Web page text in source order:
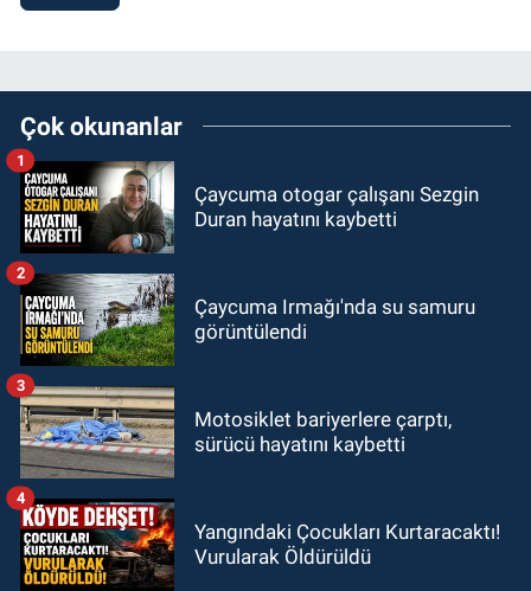
Çok okunanlar
Çaycuma otogar çalışanı Sezgin
Duran hayatını kaybetti
1
Çaycuma Irmağı'nda su samuru
görüntülendi
2
Motosiklet bariyerlere çarptı,
sürücü hayatını kaybetti
3
Yangındaki Çocukları Kurtaracaktı!
Vurularak Öldürüldü
4